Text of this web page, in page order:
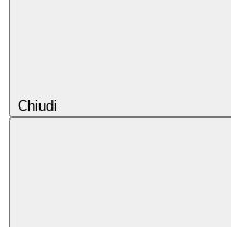
Chiudi